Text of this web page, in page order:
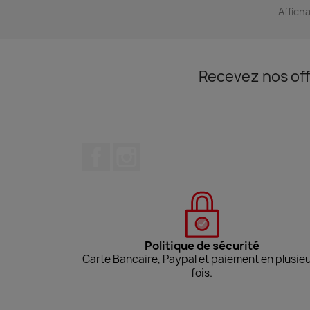
Recevez nos
Politique de sécurité
Carte Bancaire, Paypal et paiement en
fois.